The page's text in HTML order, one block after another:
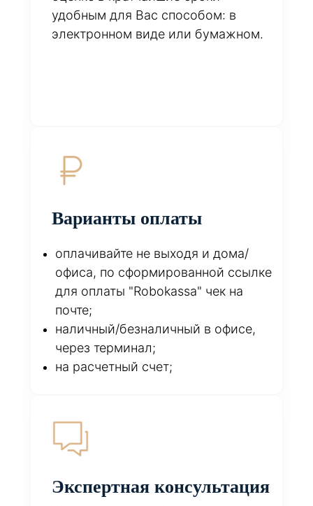
удобным для Вас способом: в
электронном виде или бумажном.
Варианты оплаты
оплачивайте не выходя и дома/
офиса, по сформированной ссылке
для оплаты "Robokassa" чек на
почте;
наличный/безналичный в офисе,
через терминал;
на расчетный счет;
Экспертная консультация